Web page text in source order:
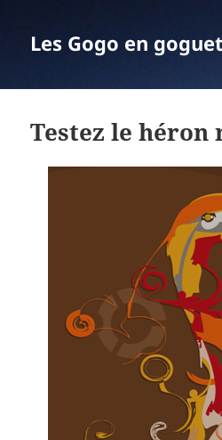
Les Gogo en
Testez le héron